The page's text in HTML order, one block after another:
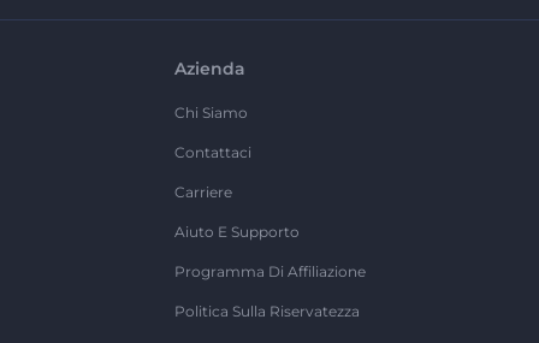
Azienda
Chi Siamo
Contattaci
Carriere
Aiuto E Supporto
Programma Di Affiliazione
Politica Sulla Riservatezza